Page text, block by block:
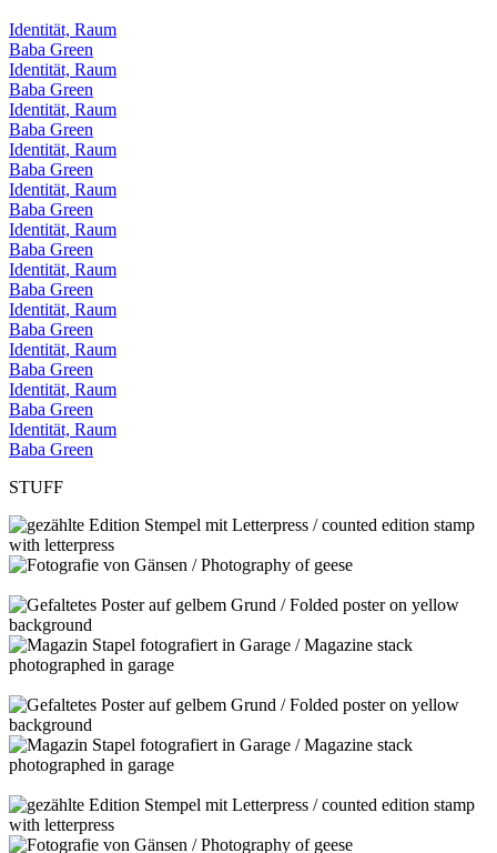
Identität, Raum
Baba Green
Identität, Raum
Baba Green
Identität, Raum
Baba Green
Identität, Raum
Baba Green
Identität, Raum
Baba Green
Identität, Raum
Baba Green
Identität, Raum
Baba Green
Identität, Raum
Baba Green
Identität, Raum
Baba Green
Identität, Raum
Baba Green
Identität, Raum
Baba Green
STUFF